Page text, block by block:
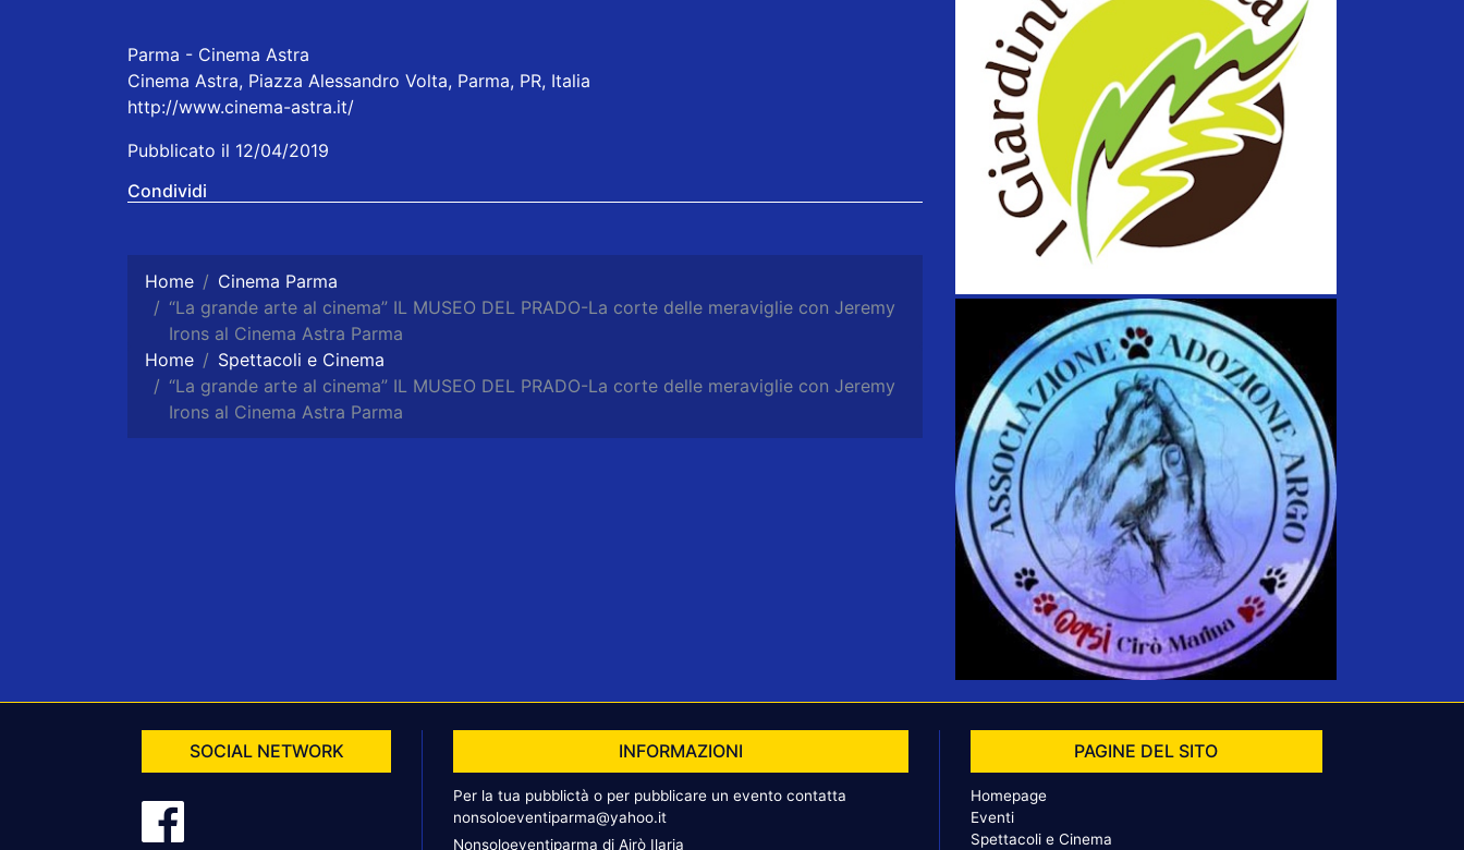
Parma - Cinema Astra
Cinema Astra, Piazza Alessandro Volta, Parma, PR, Italia
http://www.cinema-astra.it/
Pubblicato il 12/04/2019
Condividi
Home
Cinema Parma
“La grande arte al cinema” IL MUSEO DEL PRADO-La corte delle meraviglie con Jeremy
Irons al Cinema Astra Parma
Home
Spettacoli e Cinema
“La grande arte al cinema” IL MUSEO DEL PRADO-La corte delle meraviglie con Jeremy
Irons al Cinema Astra Parma
SOCIAL NETWORK INFORMAZIONI
Per la tua pubblictà o per pubblicare un evento contatta
nonsoloeventiparma@yahoo.it
Nonsoloeventiparma di Airò Ilaria
PAGINE DEL SITO
Homepage
Eventi
Spettacoli e Cinema